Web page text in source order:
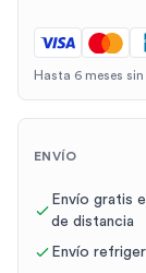
Hasta 6 meses sin
ENVÍO
Envío gratis
de distancia
Envío